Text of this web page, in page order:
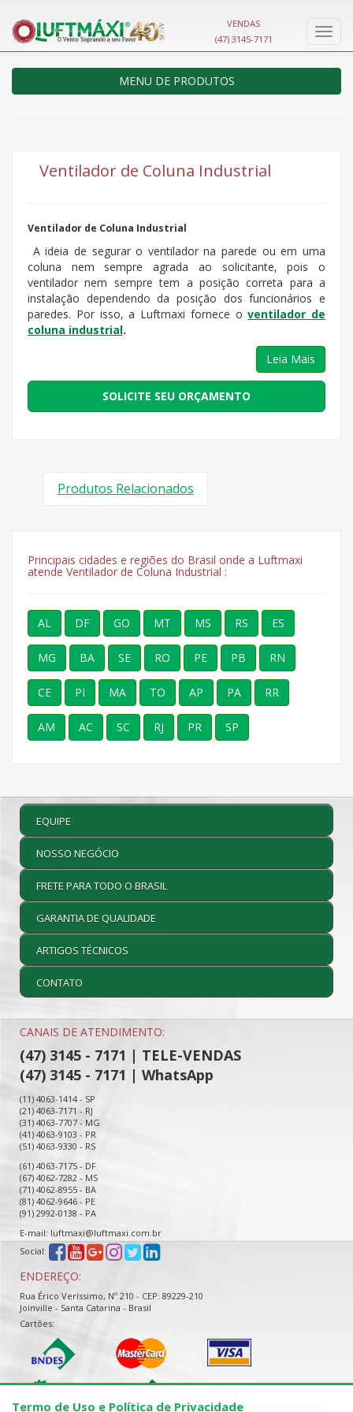
VENDAS
(47) 3145-7171
MENU DE PRODUTOS
Ventilador de Coluna Industrial
Ventilador de Coluna Industrial
A ideia de segurar o ventilador na parede ou em uma
coluna nem sempre agrada ao solicitante, pois o
ventilador nem sempre tem a posição correta para a
instalação dependendo da posição dos funcionários e
paredes. Por isso, a Luftmaxi fornece oventilador de
coluna industrial.
Leia Mais
SOLICITE SEU ORÇAMENTO
Produtos Relacionados
Principais cidades e regiões do Brasil onde a Luftmaxi
atende Ventilador de Coluna Industrial :
AL DF GO MT MS RS ES
MG BA SE RO PE PB RN
CE PI MA TO AP PA RR
AM AC SC RJ PR SP
EQUIPE
NOSSO NEGÓCIO
FRETE PARA TODO O BRASIL
GARANTIA DE QUALIDADE
ARTIGOS TÉCNICOS
CONTATO
CANAIS DE ATENDIMENTO:
(47) 3145 - 7171 | TELE-VENDAS
(47) 3145 - 7171 | WhatsApp
(11) 4063-1414 - SP
(21) 4063-7171 - RJ
(31) 4063-7707 - MG
(41) 4063-9103 - PR
(51) 4063-9330 - RS
(61) 4063-7175 - DF
(67) 4062-7282 - MS
(71) 4062-8955 - BA
(81) 4062-9646 - PE
(91) 2992-0138 - PA
E-mail: luftmaxi@luftmaxi.com.br
Social:
ENDEREÇO:
Rua Érico Veríssimo, Nº 210 - CEP: 89229-210
Joinville - Santa Catarina - Brasil
Cartões:
Termo de Uso e Política de Privacidade